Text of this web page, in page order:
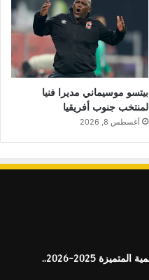
بيتسو موسيماني مديرا فنيا
لمنتخب جنوب أفريقيا
أغسطس 8, 2026
مصروفات المدارس التجريبية والرسمية المتميزة 2025-2026..